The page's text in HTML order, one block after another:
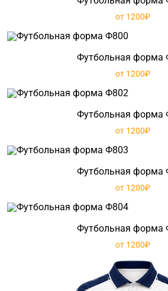
от 1200₽
Футбольная форма
от 1200₽
Футбольная форма
от 1200₽
Футбольная форма
от 1200₽
Футбольная форма
от 1200₽